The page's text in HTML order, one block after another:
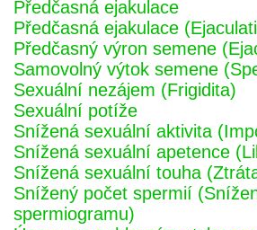
Předčasná ejakulace
Předčasná ejakulace
Předčasný výron semene
Samovolný výtok semene
Sexuální nezájem (Frigidita)
Sexuální potíže
Snížená sexuální aktivita
Snížená sexuální apetence
Snížená sexuální touha
Snížený počet spermií
spermiogramu)